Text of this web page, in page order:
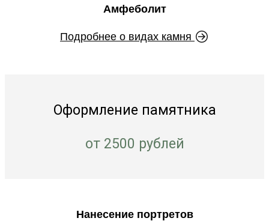
Амфеболит
Подробнее о видах камня
Оформление памятника
от 2500 рублей
Нанесение портретов